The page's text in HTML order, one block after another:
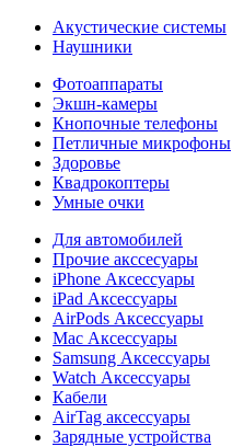
Акустические системы
Наушники
Фотоаппараты
Экшн-камеры
Кнопочные телефоны
Петличные микрофоны
Здоровье
Квадрокоптеры
Умные очки
Для автомобилей
Прочие акссесуары
iPhone Аксессуары
iPad Аксессуары
AirPods Аксессуары
Mac Аксессуары
Samsung Аксессуары
Watch Аксессуары
Кабели
AirTag аксессуары
Зарядные устройства